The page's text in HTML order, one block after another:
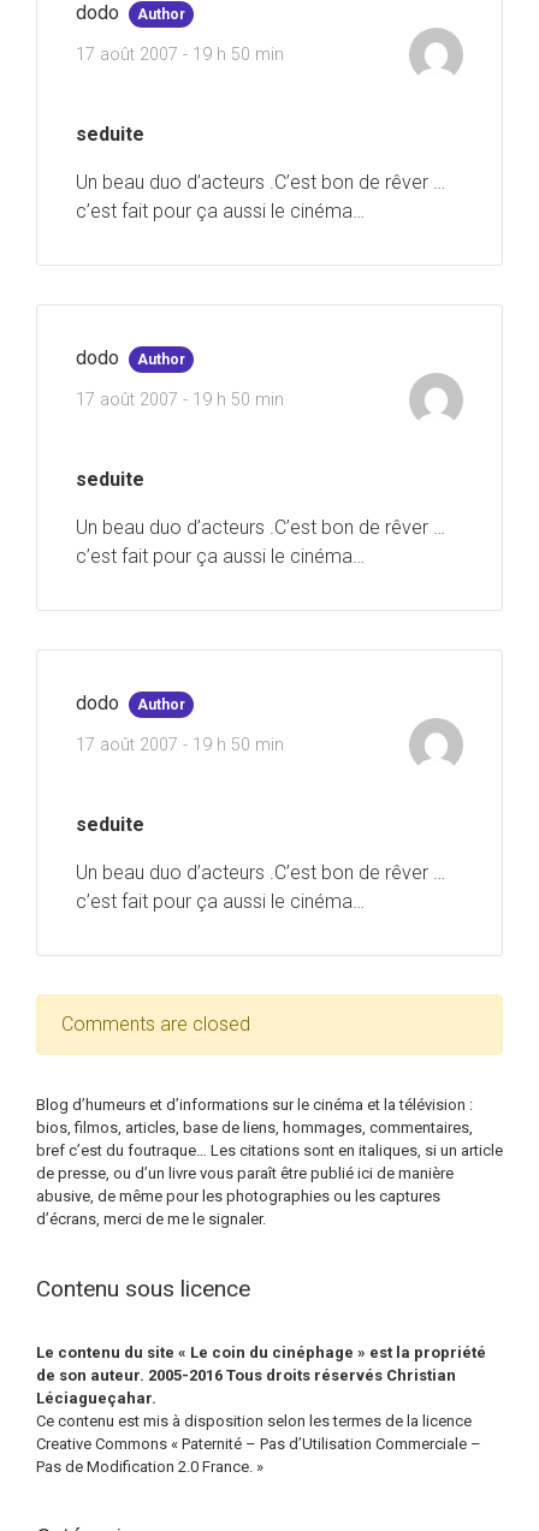
dodo Author
17 août 2007 - 19 h 50 min
seduite
Un beau duo d’acteurs .C’est bon de rêver …
c’est fait pour ça aussi le cinéma…
dodo Author
17 août 2007 - 19 h 50 min
seduite
Un beau duo d’acteurs .C’est bon de rêver …
c’est fait pour ça aussi le cinéma…
dodo Author
17 août 2007 - 19 h 50 min
seduite
Un beau duo d’acteurs .C’est bon de rêver …
c’est fait pour ça aussi le cinéma…
Comments are closed
Blog d’humeurs et d’informations sur le cinéma et la télévision :
bios, filmos, articles, base de liens, hommages, commentaires,
bref c’est du foutraque… Les citations sont en italiques, si un article
de presse, ou d’un livre vous paraît être publié ici de manière
abusive, de même pour les photographies ou les captures
d’écrans, merci de me le signaler.
Contenu sous licence
Le contenu du site « Le coin du cinéphage » est la propriété
de son auteur. 2005-2016 Tous droits réservés Christian
Léciagueçahar.
Ce contenu est mis à disposition selon les termes de la licence
Creative Commons « Paternité – Pas d’Utilisation Commerciale –
Pas de Modification 2.0 France. »